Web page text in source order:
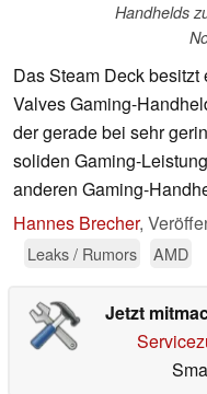
Handhelds
Das Steam Deck
Valves Gaming-
der gerade bei sehr
soliden Gaming-
anderen Gaming-
Hannes Brecher,
Leaks / Rumors
AMD
Jetzt